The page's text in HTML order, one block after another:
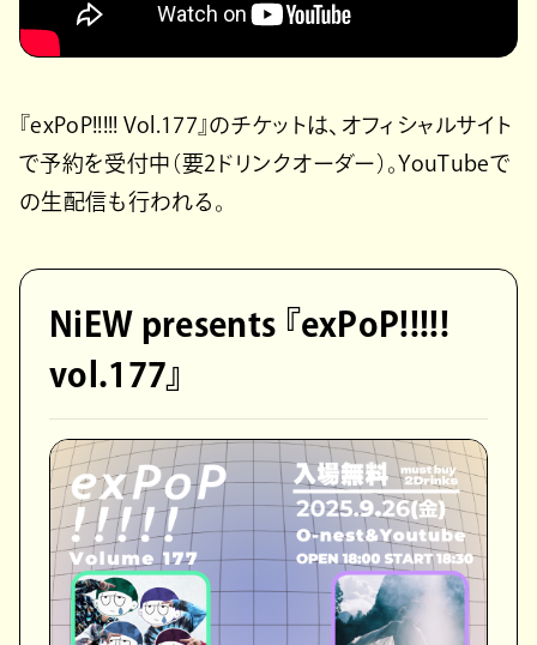
『exPoP!!!!! Vol.177』のチケットは、オフィシャルサイト
で予約を受付中（要2ドリンクオーダー）。YouTubeで
の生配信も行われる。
NiEW presents 『exPoP!!!!!
vol.177』